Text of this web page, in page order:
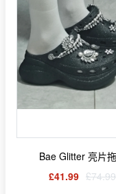
Bae Glitter 亮片
£41.99 £74.99